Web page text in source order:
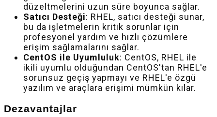
düzeltmelerini uzun süre boyunca sağlar.
Satıcı Desteği: RHEL, satıcı desteği sunar,
bu da işletmelerin kritik sorunlar için
profesyonel yardım ve hızlı çözümlere
erişim sağlamalarını sağlar.
CentOS ile Uyumluluk: CentOS, RHEL ile
ikili uyumlu olduğundan CentOS'tan RHEL'e
sorunsuz geçiş yapmayı ve RHEL'e özgü
yazılım ve araçlara erişimi mümkün kılar.
Dezavantajlar